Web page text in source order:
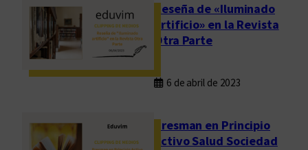
Reseña de «Iluminado
artificio» en la Revista
Otra Parte
6 de abril de 2023
Presman en Principio
Activo Salud Sociedad